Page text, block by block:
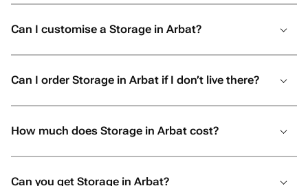
смело обращайтесь именно сюда. Вы
Can I customise a Storage in Arbat?
Can I order Storage in Arbat if I don’t live there?
How much does Storage in Arbat cost?
Can you get Storage in Arbat?